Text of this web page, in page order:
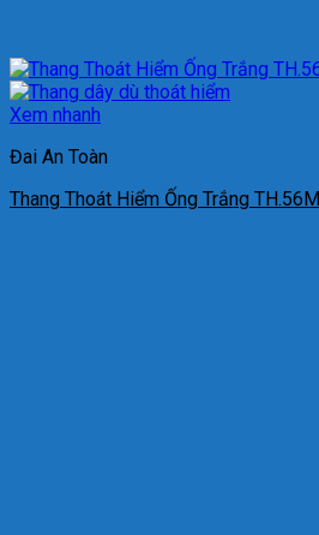
Xem nhanh
Đai An Toàn
Thang Thoát Hiểm Ống Trắng TH.56M